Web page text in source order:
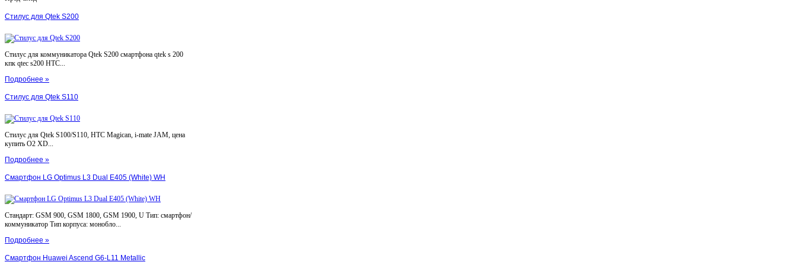
Стилус для Qtek S200
Стилус для коммуникатора Qtek S200 смартфона qtek s 200
кпк qtec s200 HTC...
Подробнее »
Стилус для Qtek S110
Стилус для Qtek S100/S110, HTC Magican, i-mate JAM, цена
купить O2 XD...
Подробнее »
Смартфон LG Optimus L3 Dual E405 (White) WH
Стандарт: GSM 900, GSM 1800, GSM 1900, U Тип: смартфон/
коммуникатор Тип корпуса: монобло...
Подробнее »
Смартфон Huawei Ascend G6-L11 Metallic